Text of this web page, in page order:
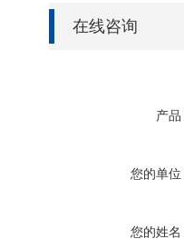
在线咨询
产品
您的单位
您的姓名